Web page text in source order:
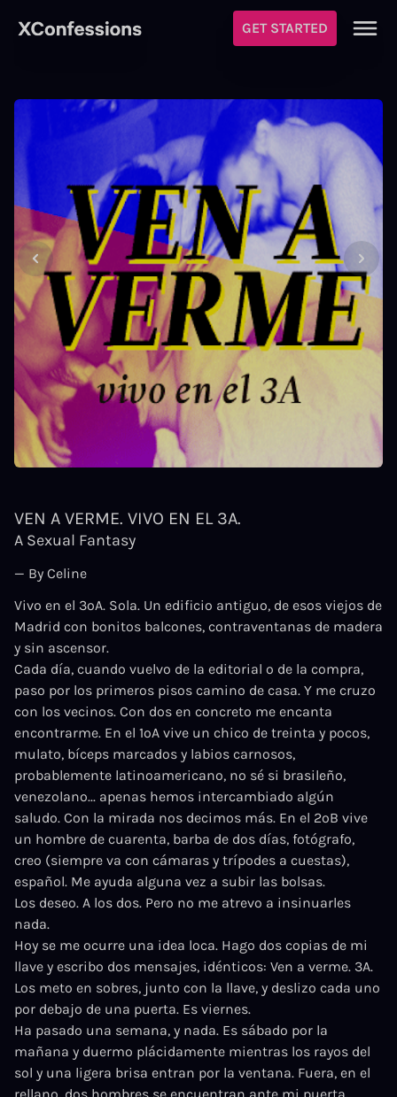
GET STARTED
VEN A VERME. VIVO EN EL 3A.
A Sexual Fantasy
— By Celine
Vivo en el 3ºA. Sola. Un edificio antiguo, de esos viejos de
Madrid con bonitos balcones, contraventanas de madera
y sin ascensor.
Cada día, cuando vuelvo de la editorial o de la compra,
paso por los primeros pisos camino de casa. Y me cruzo
con los vecinos. Con dos en concreto me encanta
encontrarme. En el 1ºA vive un chico de treinta y pocos,
mulato, bíceps marcados y labios carnosos,
probablemente latinoamericano, no sé si brasileño,
venezolano... apenas hemos intercambiado algún
saludo. Con la mirada nos decimos más. En el 2ºB vive
un hombre de cuarenta, barba de dos días, fotógrafo,
creo (siempre va con cámaras y trípodes a cuestas),
español. Me ayuda alguna vez a subir las bolsas.
Los deseo. A los dos. Pero no me atrevo a insinuarles
nada.
Hoy se me ocurre una idea loca. Hago dos copias de mi
llave y escribo dos mensajes, idénticos: Ven a verme. 3A.
Los meto en sobres, junto con la llave, y deslizo cada uno
por debajo de una puerta. Es viernes.
Ha pasado una semana, y nada. Es sábado por la
mañana y duermo plácidamente mientras los rayos del
sol y una ligera brisa entran por la ventana. Fuera, en el